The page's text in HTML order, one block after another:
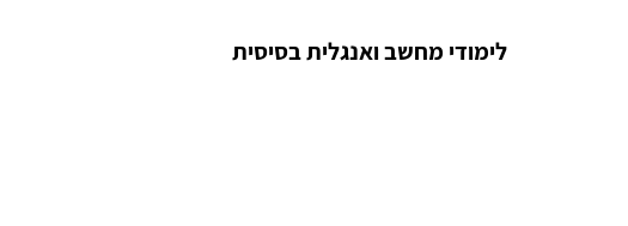
לימודי מחשב ואנגלית בסיסית